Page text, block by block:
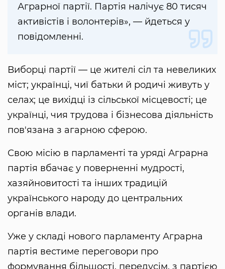
Аграрної партії. Партія налічує 80 тисяч
активістів і волонтерів», — йдеться у
повідомленні.
Виборці партії — це жителі сіл та невеликих
міст; українці, чиї батьки й родичі живуть у
селах; це вихідці із сільської місцевості; це
українці, чия трудова і бізнесова діяльність
пов'язана з агарною сферою.
Свою місію в парламенті та уряді Аграрна
партія вбачає у поверненні мудрості,
хазяйновитості та інших традицій
українського народу до центральних
органів влади.
Уже у складі нового парламенту Аграрна
партія вестиме переговори про
формування більшості, передусім, з партією